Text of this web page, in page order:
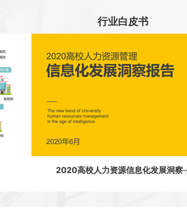
行业白皮书
2020高校人力资源信息化发展洞察